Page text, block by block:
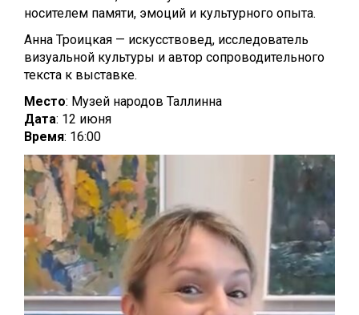
носителем памяти, эмоций и культурного опыта.
Анна Троицкая — искусствовед, исследователь
визуальной культуры и автор сопроводительного
текста к выставке.
Место: Музей народов Таллинна
Дата: 12 июня
Время: 16:00